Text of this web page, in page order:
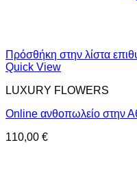
Πρόσθήκη στην λίστα
Quick View
LUXURY FLOWERS
Online ανθοπωλείο στην
110,00 €